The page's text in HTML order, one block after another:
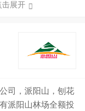
击展开
司，派阳山，刨花
派阳山林场全额投